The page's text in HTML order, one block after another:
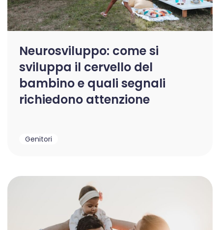
Neurosviluppo: come si
sviluppa il cervello del
bambino e quali segnali
richiedono attenzione
Genitori